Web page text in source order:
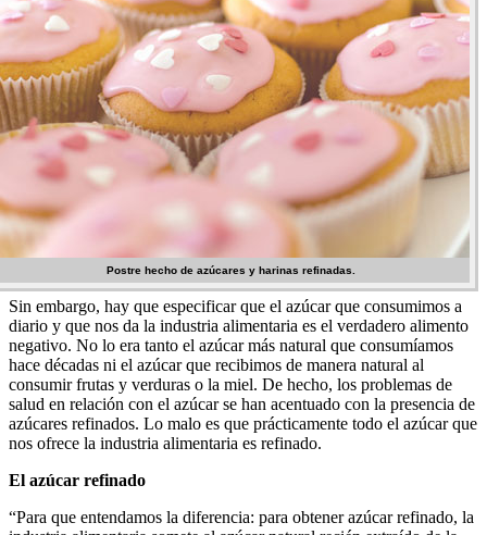
Postre hecho de azúcares y harinas refinadas.
Sin embargo, hay que especificar que el azúcar que consumimos a
diario y que nos da la industria alimentaria es el verdadero alimento
negativo. No lo era tanto el azúcar más natural que consumíamos
hace décadas ni el azúcar que recibimos de manera natural al
consumir frutas y verduras o la miel. De hecho, los problemas de
salud en relación con el azúcar se han acentuado con la presencia de
azúcares refinados. Lo malo es que prácticamente todo el azúcar que
nos ofrece la industria alimentaria es refinado.
El azúcar refinado
“Para que entendamos la diferencia: para obtener azúcar refinado, la